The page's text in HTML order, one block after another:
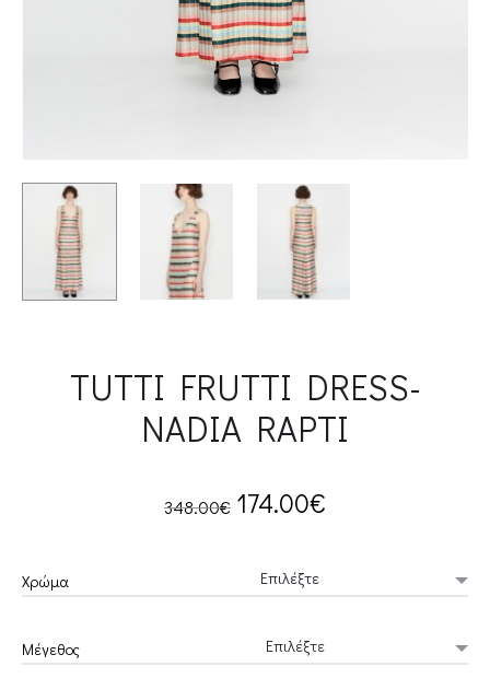
TUTTI FRUTTI DRESS-
NADIA RAPTI
348.00€ Original
was:
348.00€.
174.00€
is:
174.00€.
Χρώμα
Μέγεθος